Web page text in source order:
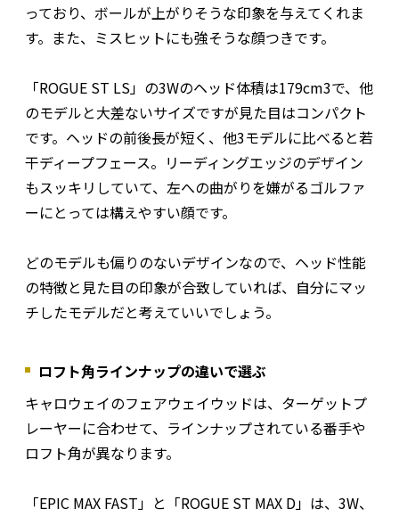
っており、ボールが上がりそうな印象を与えてくれま
す。また、ミスヒットにも強そうな顔つきです。
「ROGUE ST LS」の3Wのヘッド体積は179cm3で、他
のモデルと大差ないサイズですが見た目はコンパクト
です。ヘッドの前後長が短く、他3モデルに比べると若
干ディープフェース。リーディングエッジのデザイン
もスッキリしていて、左への曲がりを嫌がるゴルファ
ーにとっては構えやすい顔です。
どのモデルも偏りのないデザインなので、ヘッド性能
の特徴と見た目の印象が合致していれば、自分にマッ
チしたモデルだと考えていいでしょう。
ロフト角ラインナップの違いで選ぶ
キャロウェイのフェアウェイウッドは、ターゲットプ
レーヤーに合わせて、ラインナップされている番手や
ロフト角が異なります。
「EPIC MAX FAST」と「ROGUE ST MAX D」は、3W、